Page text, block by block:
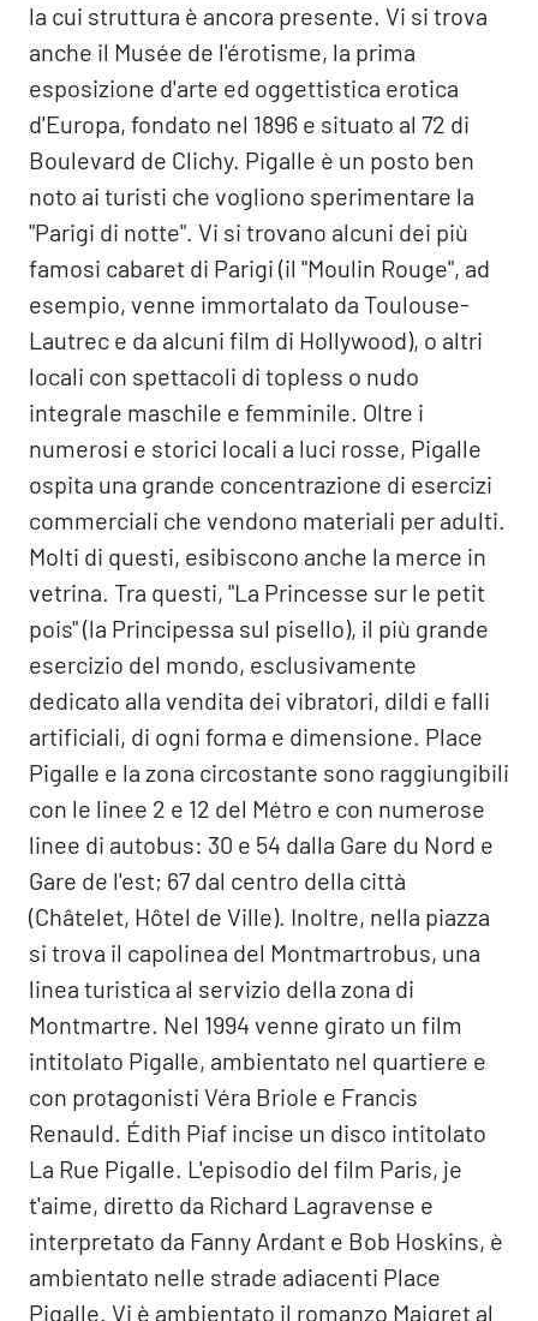
la cui struttura è ancora presente. Vi si trova
anche il Musée de l'érotisme, la prima
esposizione d'arte ed oggettistica erotica
d'Europa, fondato nel 1896 e situato al 72 di
Boulevard de Clichy. Pigalle è un posto ben
noto ai turisti che vogliono sperimentare la
"Parigi di notte". Vi si trovano alcuni dei più
famosi cabaret di Parigi (il "Moulin Rouge", ad
esempio, venne immortalato da Toulouse-
Lautrec e da alcuni film di Hollywood), o altri
locali con spettacoli di topless o nudo
integrale maschile e femminile. Oltre i
numerosi e storici locali a luci rosse, Pigalle
ospita una grande concentrazione di esercizi
commerciali che vendono materiali per adulti.
Molti di questi, esibiscono anche la merce in
vetrina. Tra questi, "La Princesse sur le petit
pois" (la Principessa sul pisello), il più grande
esercizio del mondo, esclusivamente
dedicato alla vendita dei vibratori, dildi e falli
artificiali, di ogni forma e dimensione. Place
Pigalle e la zona circostante sono raggiungibili
con le linee 2 e 12 del Métro e con numerose
linee di autobus: 30 e 54 dalla Gare du Nord e
Gare de l'est; 67 dal centro della città
(Châtelet, Hôtel de Ville). Inoltre, nella piazza
si trova il capolinea del Montmartrobus, una
linea turistica al servizio della zona di
Montmartre. Nel 1994 venne girato un film
intitolato Pigalle, ambientato nel quartiere e
con protagonisti Véra Briole e Francis
Renauld. Édith Piaf incise un disco intitolato
La Rue Pigalle. L'episodio del film Paris, je
t'aime, diretto da Richard Lagravense e
interpretato da Fanny Ardant e Bob Hoskins, è
ambientato nelle strade adiacenti Place
Pigalle. Vi è ambientato il romanzo Maigret al